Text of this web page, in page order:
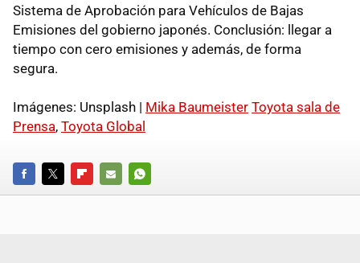
Sistema de Aprobación para Vehículos de Bajas
Emisiones del gobierno japonés. Conclusión: llegar a
tiempo con cero emisiones y además, de forma
segura.
Imágenes: Unsplash | Mika Baumeister Toyota sala de
Prensa, Toyota Global
FACEBOOKTWITTERFLIPBOARD
E-
WHATSAPP